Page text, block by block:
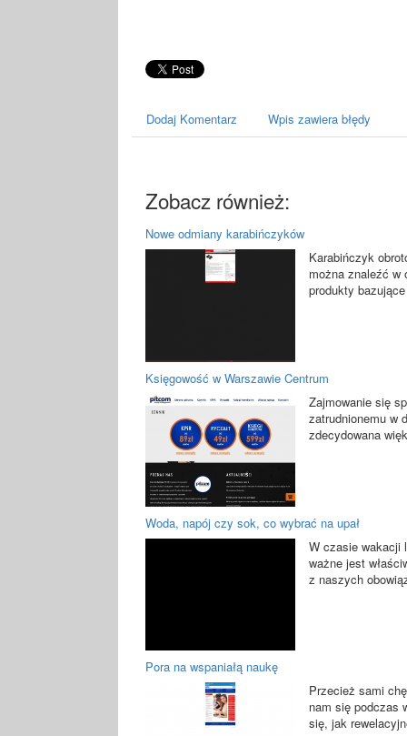
Dodaj Komentarz Wpis zawiera błędy
Zobacz również:
Nowe odmiany karabińczyków
Karabińczyk
można znaleźć w
produkty
Księgowość w Warszawie Centrum
Zajmowanie się
zatrudnionemu w
zdecydowana
Woda, napój czy sok, co wybrać na upał
W czasie wakacji
ważne jest
z naszych
Pora na wspaniałą naukę
Przecież sami
nam się podczas
się, jak